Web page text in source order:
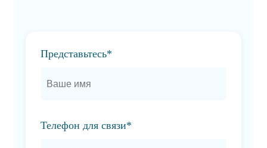
Представьтесь*
Телефон для связи*